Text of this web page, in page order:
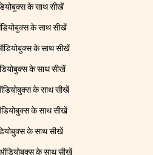
के साथ सीखें
के साथ सीखें
के साथ सीखें
के साथ सीखें
के साथ सीखें
के साथ सीखें
के साथ सीखें
ऑडियोबुक्स के साथ सीखें